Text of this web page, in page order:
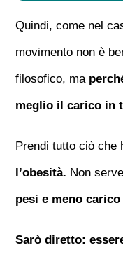
Quindi, come nel
movimento non è
filosofico, ma
meglio il carico in
Prendi tutto ciò che
l’obesità. Non
pesi e meno
Sarò diretto: